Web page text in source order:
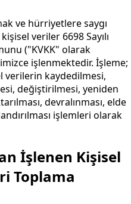
ve hürriyetlere saygı
veriler 6698 Sayılı
("KVKK" olarak
işlenmektedir. İşleme;
verilerin kaydedilmesi,
değiştirilmesi, yeniden
devralınması, elde
işlemleri olarak
İşlenen Kişisel
Toplama